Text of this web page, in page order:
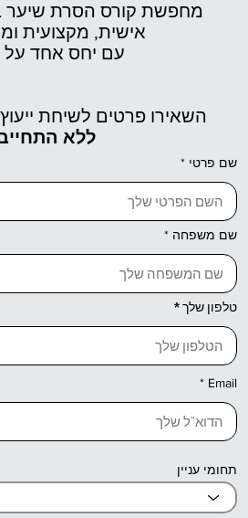
מחפשת קורס הסרת שיער
אישית, מקצועית
עם יחס אחד על
השאירו פרטים לשיחת
ללא
שם פרטי
שם משפחה
טלפון שלך
Email
תחומי עניין